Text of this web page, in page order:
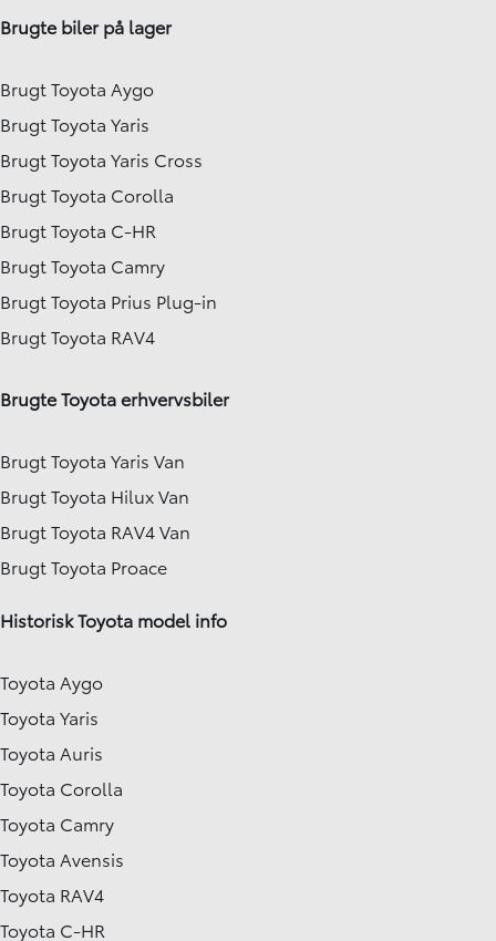
Brugte biler på lager
Brugt Toyota Aygo
Brugt Toyota Yaris
Brugt Toyota Yaris Cross
Brugt Toyota Corolla
Brugt Toyota C-HR
Brugt Toyota Camry
Brugt Toyota Prius Plug-in
Brugt Toyota RAV4
Brugte Toyota erhvervsbiler
Brugt Toyota Yaris Van
Brugt Toyota Hilux Van
Brugt Toyota RAV4 Van
Brugt Toyota Proace
Historisk Toyota model info
Toyota Aygo
Toyota Yaris
Toyota Auris
Toyota Corolla
Toyota Camry
Toyota Avensis
Toyota RAV4
Toyota C-HR